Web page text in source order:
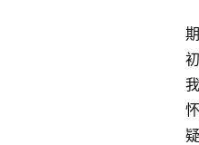
期
初
我
怀
疑